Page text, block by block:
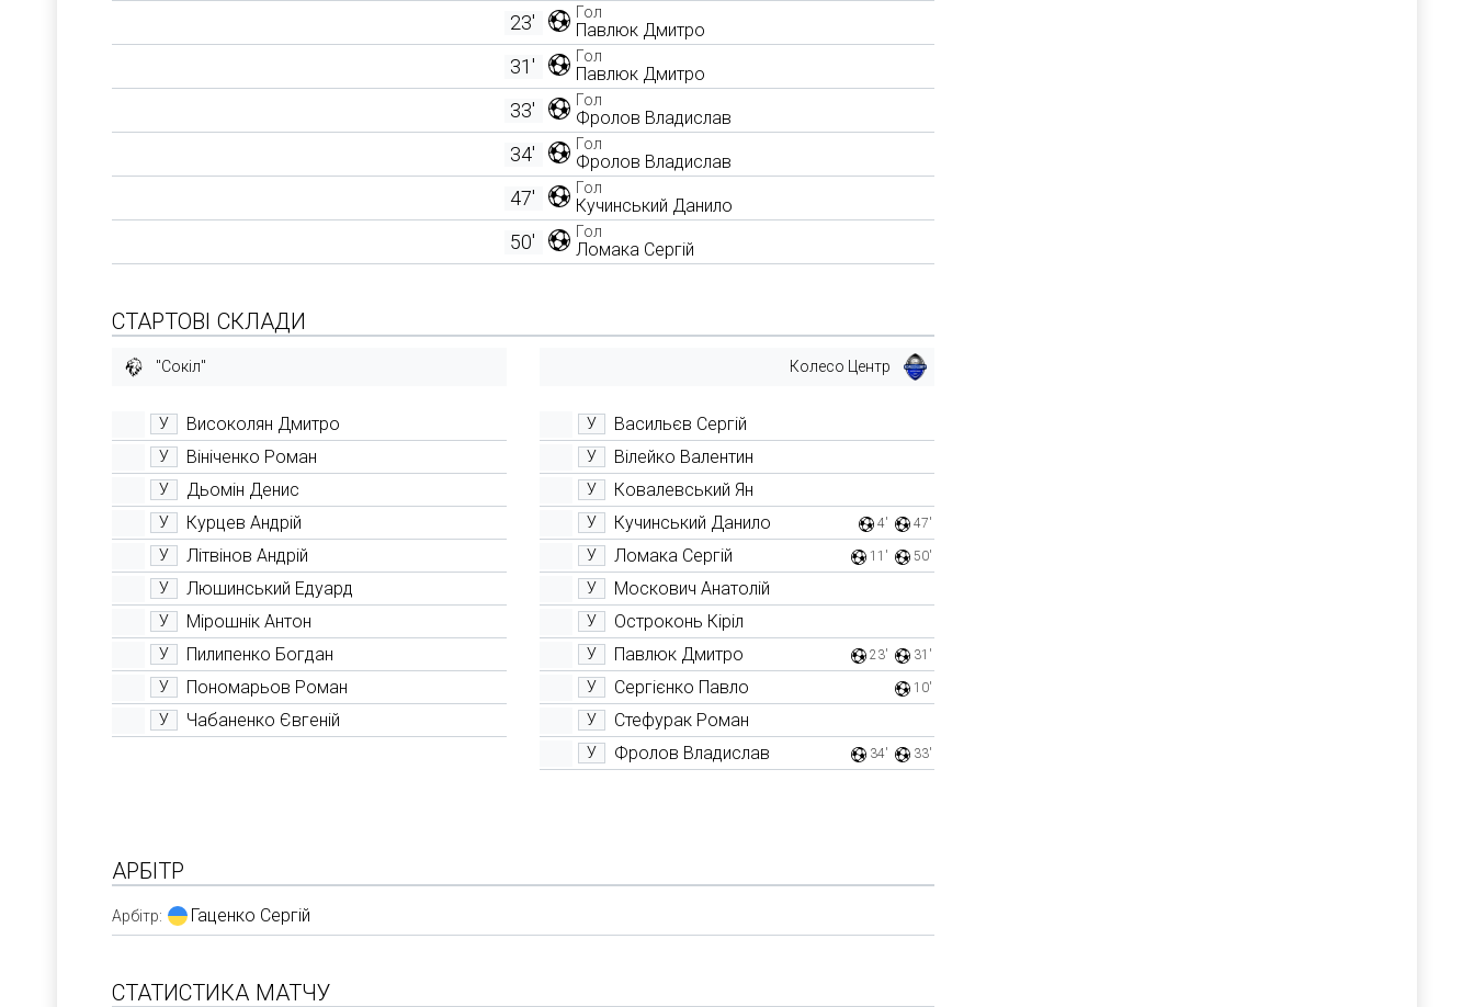
23' Гол
Павлюк Дмитро
31' Гол
Павлюк Дмитро
33' Гол
Фролов Владислав
34' Гол
Фролов Владислав
47' Гол
Кучинський Данило
50' Гол
Ломака Сергій
СТАРТОВІ СКЛАДИ
"Сокіл"
У Високолян Дмитро
У Вініченко Роман
У Дьомін Денис
У Курцев Андрій
У Літвінов Андрій
У Люшинський Едуард
У Мірошнік Антон
У Пилипенко Богдан
У Пономарьов Роман
У Чабаненко Євгеній
Колесо Центр
У Васильєв Сергій
У Вілейко Валентин
У Ковалевський Ян
У Кучинський Данило 4' 47'
У Ломака Сергій 11' 50'
У Москович Анатолій
У Остроконь Кіріл
У Павлюк Дмитро 23' 31'
У Сергієнко Павло 10'
У Стефурак Роман
У Фролов Владислав 34' 33'
АРБІТР
Арбітр: Гаценко Сергій
СТАТИСТИКА МАТЧУ